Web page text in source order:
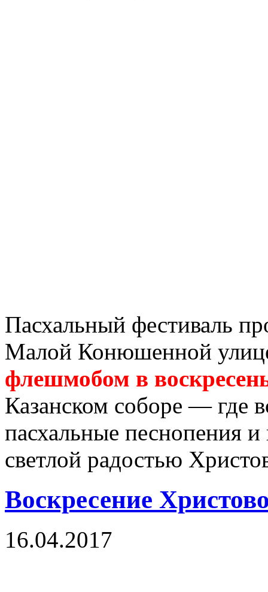
Пасхальный фестиваль
Малой Конюшенной
флешмобом в
Казанском соборе — где
пасхальные песнопения
светлой радостью
Воскресение
16.04.2017